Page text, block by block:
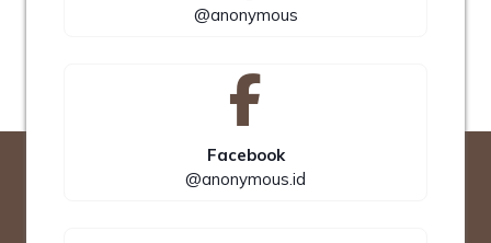
@anonymous
Facebook
@anonymous.id